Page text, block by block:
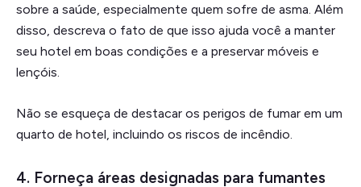
sobre a saúde, especialmente quem sofre de asma. Além
disso, descreva o fato de que isso ajuda você a manter
seu hotel em boas condições e a preservar móveis e
lençóis.
Não se esqueça de destacar os perigos de fumar em um
quarto de hotel, incluindo os riscos de incêndio.
4. Forneça áreas designadas para fumantes